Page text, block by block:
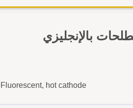
بالإنجليزي
Fluorescent, hot cathode